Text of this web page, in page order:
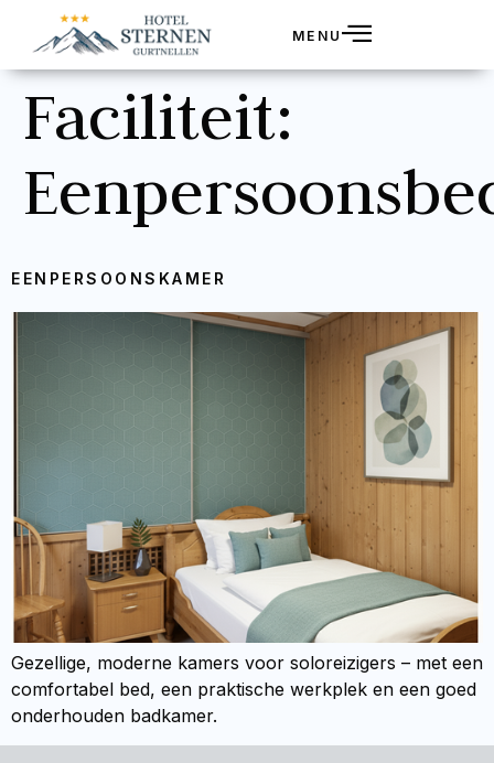
MENU
Faciliteit:
EENPERSOONSKAMER
Gezellige, moderne kamers voor soloreizigers – met een
comfortabel bed, een praktische werkplek en een goed
onderhouden badkamer.